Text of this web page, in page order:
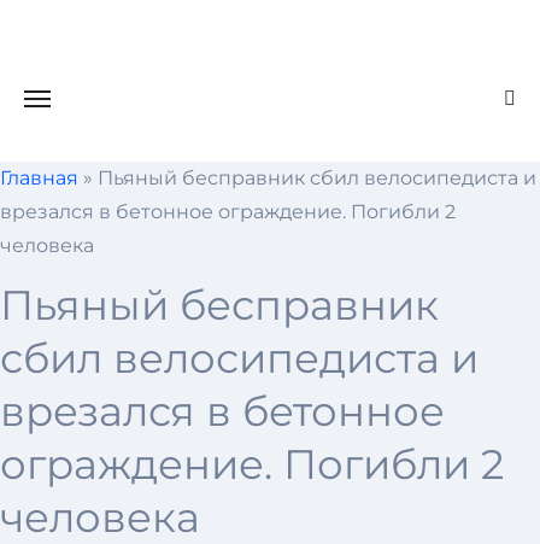
Главная » Пьяный бесправник сбил велосипедиста и
врезался в бетонное ограждение. Погибли 2
человека
Пьяный бесправник
сбил велосипедиста и
врезался в бетонное
ограждение. Погибли 2
человека